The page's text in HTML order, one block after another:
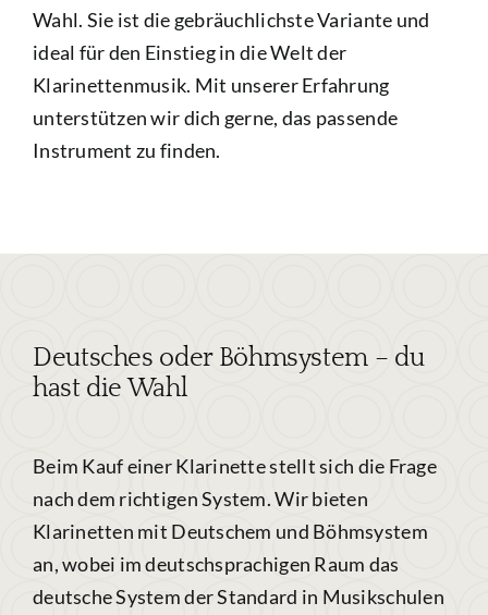
Wahl. Sie ist die gebräuchlichste Variante und
ideal für den Einstieg in die Welt der
Klarinettenmusik. Mit unserer Erfahrung
unterstützen wir dich gerne, das passende
Instrument zu finden.
Deutsches oder Böhmsystem – du
hast die Wahl
Beim Kauf einer Klarinette stellt sich die Frage
nach dem richtigen System. Wir bieten
Klarinetten mit Deutschem und Böhmsystem
an, wobei im deutschsprachigen Raum das
deutsche System der Standard in Musikschulen